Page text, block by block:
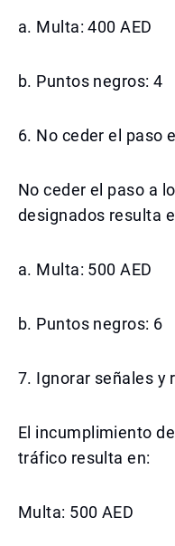
a. Multa: 400 AED
b. Puntos negros: 4
6. No ceder el paso
No ceder el paso a
designados resulta
a. Multa: 500 AED
b. Puntos negros: 6
7. Ignorar señales y
El incumplimiento
tráfico resulta en:
Multa: 500 AED